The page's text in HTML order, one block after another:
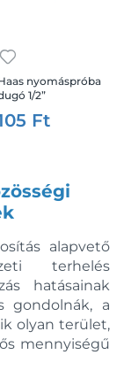
nyomáspróba
1/2”
Ft
alapvető
terhelés
hatásainak
gondolnák, a
olyan terület,
mennyiségű